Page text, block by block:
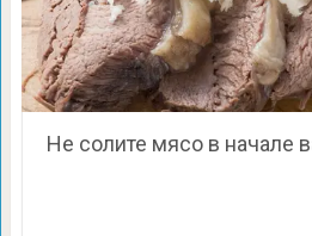
Не солите мясо в начале